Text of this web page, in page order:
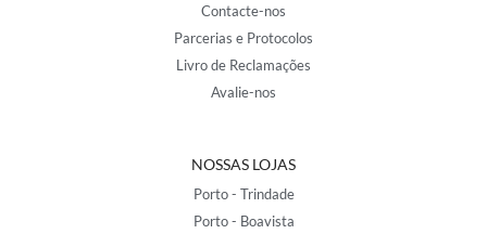
Contacte-nos
Parcerias e Protocolos
Livro de Reclamações
Avalie-nos
NOSSAS LOJAS
Porto - Trindade
Porto - Boavista